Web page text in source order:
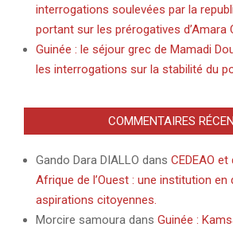
interrogations soulevées par la
portant sur les prérogatives d’Amara
Guinée : le séjour grec de Mamadi
les interrogations sur la stabilité du
COMMENTAIRES
Gando Dara DIALLO dans CEDEAO
Afrique de l’Ouest : une institution en
aspirations citoyennes.
Morcire samoura dans Guinée :